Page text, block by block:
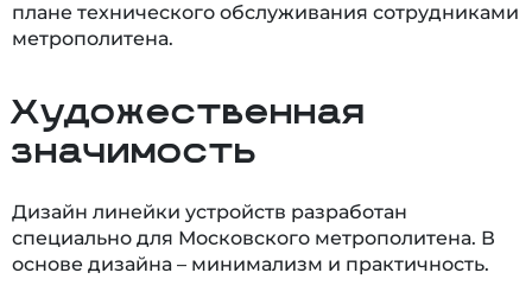
плане технического обслуживания сотрудниками
метрополитена.
Художественная
значимость
Дизайн линейки устройств разработан
специально для Московского метрополитена. В
основе дизайна – минимализм и практичность.